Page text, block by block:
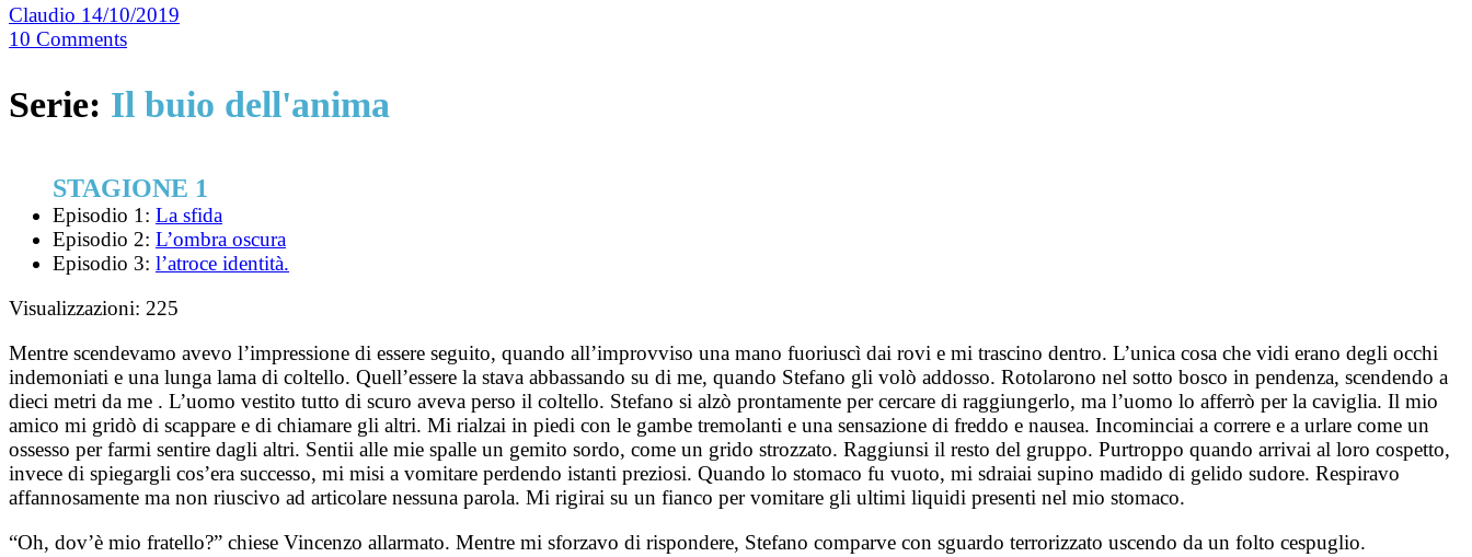
Claudio 14/10/2019
10 Comments
Serie: Il buio dell'anima
STAGIONE 1
Episodio 1: La sfida
Episodio 2: L’ombra oscura
Episodio 3: l’atroce identità.
Visualizzazioni: 225
Mentre scendevamo avevo l’impressione di essere seguito, quando all’improvviso una mano fuoriuscì dai rovi e mi trascino dentro. L’unica cosa che vidi erano degli occhi
indemoniati e una lunga lama di coltello. Quell’essere la stava abbassando su di me, quando Stefano gli volò addosso. Rotolarono nel sotto bosco in pendenza, scendendo a
dieci metri da me . L’uomo vestito tutto di scuro aveva perso il coltello. Stefano si alzò prontamente per cercare di raggiungerlo, ma l’uomo lo afferrò per la caviglia. Il mio
amico mi gridò di scappare e di chiamare gli altri. Mi rialzai in piedi con le gambe tremolanti e una sensazione di freddo e nausea. Incominciai a correre e a urlare come un
ossesso per farmi sentire dagli altri. Sentii alle mie spalle un gemito sordo, come un grido strozzato. Raggiunsi il resto del gruppo. Purtroppo quando arrivai al loro cospetto,
invece di spiegargli cos’era successo, mi misi a vomitare perdendo istanti preziosi. Quando lo stomaco fu vuoto, mi sdraiai supino madido di gelido sudore. Respiravo
affannosamente ma non riuscivo ad articolare nessuna parola. Mi rigirai su un fianco per vomitare gli ultimi liquidi presenti nel mio stomaco.
“Oh, dov’è mio fratello?” chiese Vincenzo allarmato. Mentre mi sforzavo di rispondere, Stefano comparve con sguardo terrorizzato uscendo da un folto cespuglio.